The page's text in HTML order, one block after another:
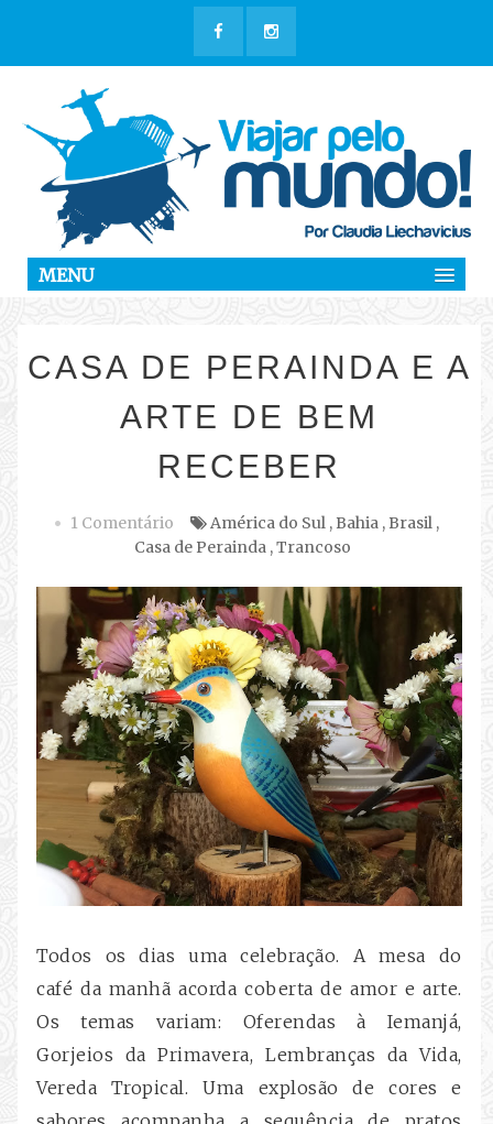
MENU
CASA DE PERAINDA E A
ARTE DE BEM
RECEBER
1 Comentário América do Sul, Bahia, Brasil,
Casa de Perainda ,Trancoso
Todos os dias uma celebração. A mesa do
café da manhã acorda coberta de amor e arte.
Os temas variam: Oferendas à Iemanjá,
Gorjeios da Primavera, Lembranças da Vida,
Vereda Tropical. Uma explosão de cores e